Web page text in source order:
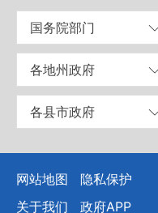
国务院部门
各地州政府
各县市政府
网站地图 隐私保护
关于我们
政府APP